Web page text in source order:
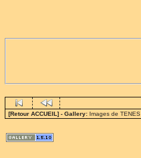
[Retour ACCUEIL] - Gallery: Images de TENES